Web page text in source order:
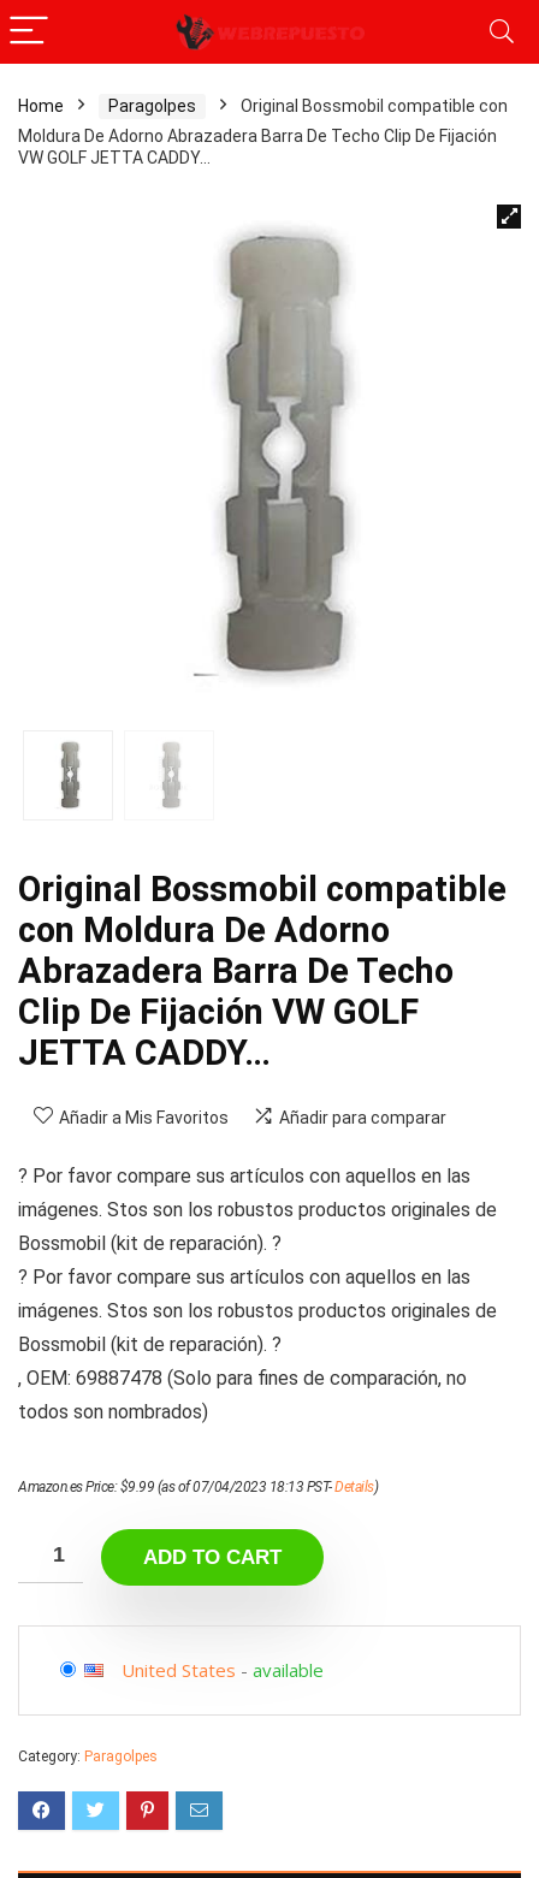
Home Paragolpes
Original Bossmobil compatible con
Moldura De Adorno Abrazadera Barra De Techo Clip De Fijación
VW GOLF JETTA CADDY…
Original Bossmobil compatible
con Moldura De Adorno
Abrazadera Barra De Techo
Clip De Fijación VW GOLF
JETTA CADDY…
Añadir a Mis Favoritos Añadir para comparar
? Por favor compare sus artículos con aquellos en las
imágenes. Stos son los robustos productos originales de
Bossmobil (kit de reparación). ?
? Por favor compare sus artículos con aquellos en las
imágenes. Stos son los robustos productos originales de
Bossmobil (kit de reparación). ?
, OEM: 69887478 (Solo para fines de comparación, no
todos son nombrados)
Amazon.es Price:$9.99 (as of 07/04/2023 18:13 PST-Details)
ADD TO CART
United States - available
Category: Paragolpes